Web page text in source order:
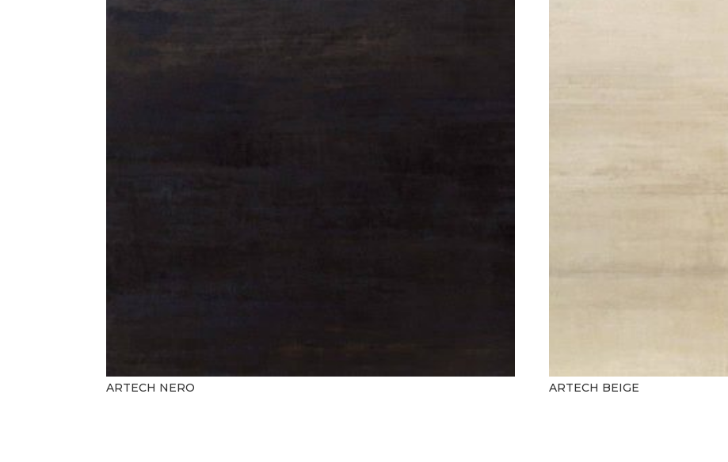
ARTECH NERO ARTECH BEIGE